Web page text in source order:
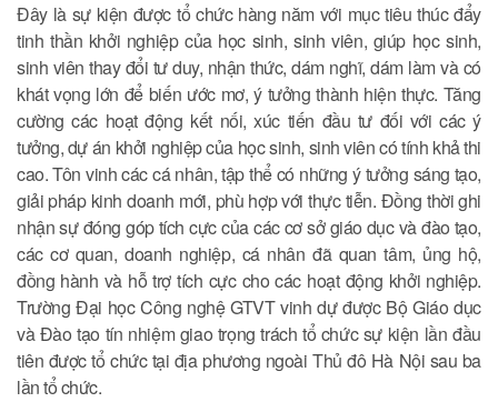
Đây là sự kiện được tổ chức hàng năm với mục tiêu thúc đẩy
tinh thần khởi nghiệp của học sinh, sinh viên, giúp học sinh,
sinh viên thay đổi tư duy, nhận thức, dám nghĩ, dám làm và có
khát vọng lớn để biến ước mơ, ý tưởng thành hiện thực. Tăng
cường các hoạt động kết nối, xúc tiến đầu tư đối với các ý
tưởng, dự án khởi nghiệp của học sinh, sinh viên có tính khả thi
cao. Tôn vinh các cá nhân, tập thể có những ý tưởng sáng tạo,
giải pháp kinh doanh mới, phù hợp với thực tiễn. Đồng thời ghi
nhận sự đóng góp tích cực của các cơ sở giáo dục và đào tạo,
các cơ quan, doanh nghiệp, cá nhân đã quan tâm, ủng hộ,
đồng hành và hỗ trợ tích cực cho các hoạt động khởi nghiệp.
Trường Đại học Công nghệ GTVT vinh dự được Bộ Giáo dục
và Đào tạo tín nhiệm giao trọng trách tổ chức sự kiện lần đầu
tiên được tổ chức tại địa phương ngoài Thủ đô Hà Nội sau ba
lần tổ chức.